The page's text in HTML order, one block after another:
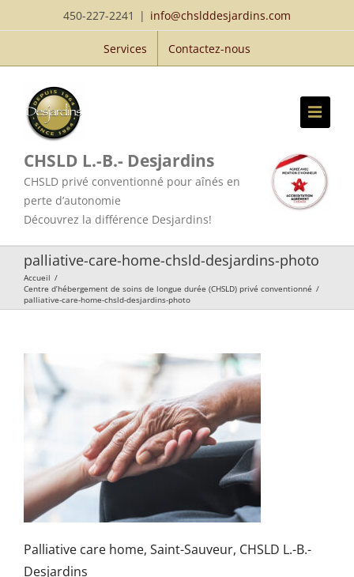
au
450-227-2241 | info@chslddesjardins.com
Services Contactez-nous
CHSLD L.-B.- Desjardins
CHSLD privé conventionné pour aînés en
perte d’autonomie
Découvrez la différence Desjardins!
palliative-care-home-chsld-desjardins-photo
Accueil /
Centre d’hébergement de soins de longue durée (CHSLD) privé conventionné /
palliative-care-home-chsld-desjardins-photo
Palliative care home, Saint-Sauveur, CHSLD L.-B.-
Desjardins